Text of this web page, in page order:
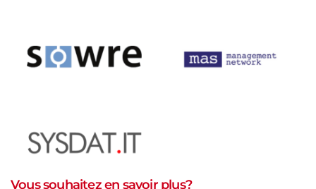
Vous souhaitez en savoir plus?